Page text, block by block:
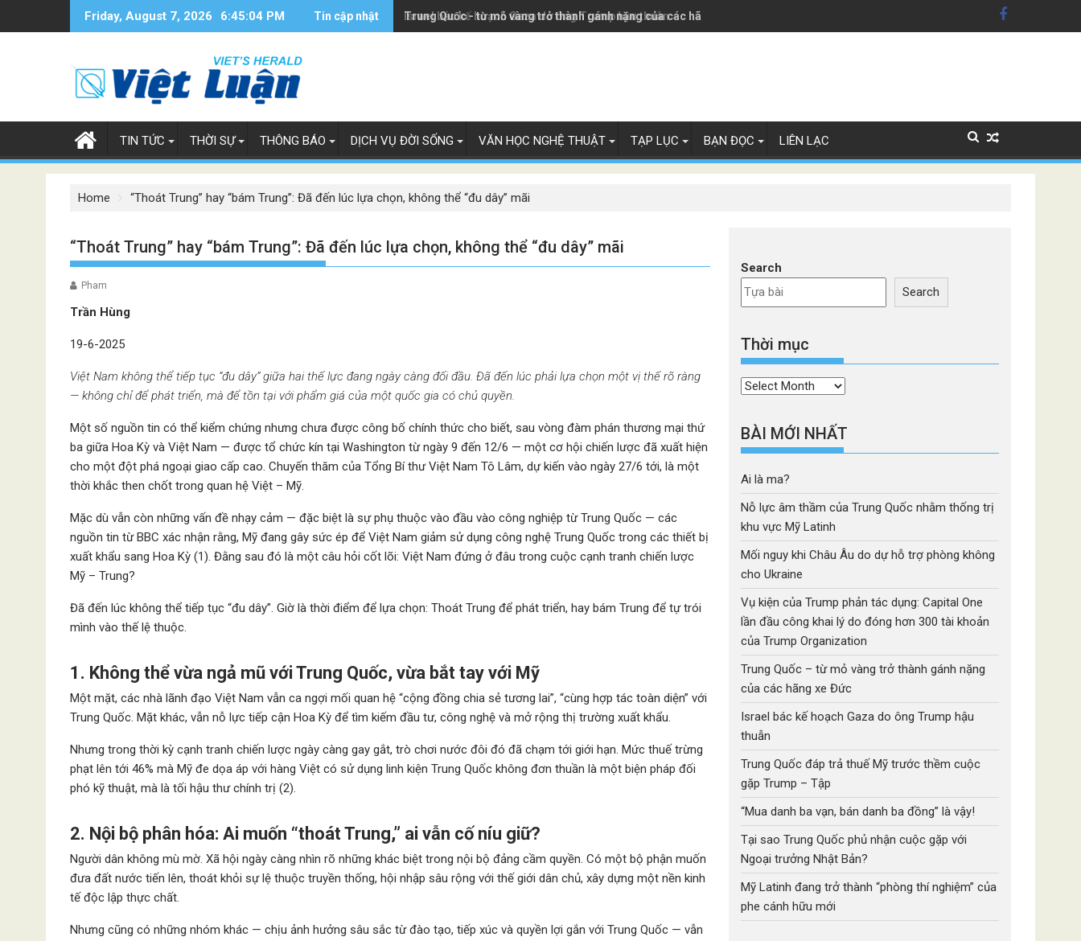
Friday, August 7, 2026 6:45:05 PM Tin cập nhật Trung Quốc - từ mỏ vàng trở thành gánh nặng của các hãng xe Đức
Israel bác kế hoạch Gaza do ông Trump hậu thuẫn
TIN TỨC THỜI SỰ THÔNG BÁO DỊCH VỤ ĐỜI SỐNG VĂN HỌC NGHỆ THUẬT TẠP LỤC BẠN ĐỌC LIÊN LẠC
Home “Thoát Trung” hay “bám Trung”: Đã đến lúc lựa chọn, không thể “đu dây” mãi
“Thoát Trung” hay “bám Trung”: Đã đến lúc lựa chọn, không thể “đu dây” mãi
Pham
Trần Hùng
19-6-2025
Việt Nam không thể tiếp tục “đu dây” giữa hai thế lực đang ngày càng đối đầu. Đã đến lúc phải lựa chọn một vị thế rõ ràng
— không chỉ để phát triển, mà để tồn tại với phẩm giá của một quốc gia có chủ quyền.
Một số nguồn tin có thể kiểm chứng nhưng chưa được công bố chính thức cho biết, sau vòng đàm phán thương mại thứ
ba giữa Hoa Kỳ và Việt Nam — được tổ chức kín tại Washington từ ngày 9 đến 12/6 — một cơ hội chiến lược đã xuất hiện
cho một đột phá ngoại giao cấp cao. Chuyến thăm của Tổng Bí thư Việt Nam Tô Lâm, dự kiến vào ngày 27/6 tới, là một
thời khắc then chốt trong quan hệ Việt – Mỹ.
Mặc dù vẫn còn những vấn đề nhạy cảm — đặc biệt là sự phụ thuộc vào đầu vào công nghiệp từ Trung Quốc — các
nguồn tin từ BBC xác nhận rằng, Mỹ đang gây sức ép để Việt Nam giảm sử dụng công nghệ Trung Quốc trong các thiết bị
xuất khẩu sang Hoa Kỳ (1). Đằng sau đó là một câu hỏi cốt lõi: Việt Nam đứng ở đâu trong cuộc cạnh tranh chiến lược
Mỹ – Trung?
Đã đến lúc không thể tiếp tục “đu dây”. Giờ là thời điểm để lựa chọn: Thoát Trung để phát triển, hay bám Trung để tự trói
mình vào thế lệ thuộc.
1. Không thể vừa ngả mũ với Trung Quốc, vừa bắt tay với Mỹ
Một mặt, các nhà lãnh đạo Việt Nam vẫn ca ngợi mối quan hệ “cộng đồng chia sẻ tương lai”, “cùng hợp tác toàn diện” với
Trung Quốc. Mặt khác, vẫn nỗ lực tiếp cận Hoa Kỳ để tìm kiếm đầu tư, công nghệ và mở rộng thị trường xuất khẩu.
Nhưng trong thời kỳ cạnh tranh chiến lược ngày càng gay gắt, trò chơi nước đôi đó đã chạm tới giới hạn. Mức thuế trừng
phạt lên tới 46% mà Mỹ đe dọa áp với hàng Việt có sử dụng linh kiện Trung Quốc không đơn thuần là một biện pháp đối
phó kỹ thuật, mà là tối hậu thư chính trị (2).
2. Nội bộ phân hóa: Ai muốn “thoát Trung,” ai vẫn cố níu giữ?
Người dân không mù mờ. Xã hội ngày càng nhìn rõ những khác biệt trong nội bộ đảng cầm quyền. Có một bộ phận muốn
đưa đất nước tiến lên, thoát khỏi sự lệ thuộc truyền thống, hội nhập sâu rộng với thế giới dân chủ, xây dựng một nền kinh
tế độc lập thực chất.
Nhưng cũng có những nhóm khác — chịu ảnh hưởng sâu sắc từ đào tạo, tiếp xúc và quyền lợi gắn với Trung Quốc — vẫn
Search
Search
Thời mục
Thời
BÀI MỚI NHẤT
Ai là ma?
Nỗ lực âm thầm của Trung Quốc nhằm thống trị
khu vực Mỹ Latinh
Mối nguy khi Châu Âu do dự hỗ trợ phòng không
cho Ukraine
Vụ kiện của Trump phản tác dụng: Capital One
lần đầu công khai lý do đóng hơn 300 tài khoản
của Trump Organization
Trung Quốc – từ mỏ vàng trở thành gánh nặng
của các hãng xe Đức
Israel bác kế hoạch Gaza do ông Trump hậu
thuẫn
Trung Quốc đáp trả thuế Mỹ trước thềm cuộc
gặp Trump – Tập
“Mua danh ba vạn, bán danh ba đồng” là vậy!
Tại sao Trung Quốc phủ nhận cuộc gặp với
Ngoại trưởng Nhật Bản?
Mỹ Latinh đang trở thành “phòng thí nghiệm” của
phe cánh hữu mới